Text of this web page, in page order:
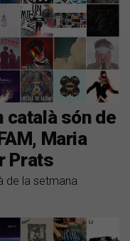
català són de
Maria
Prats
de la setmana